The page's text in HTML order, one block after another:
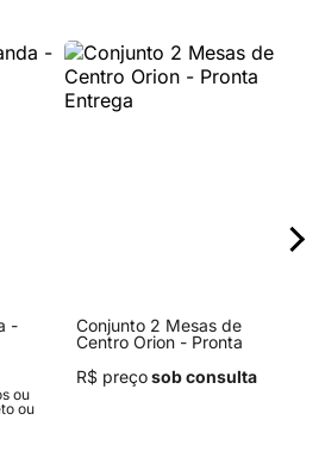
-
ou
ou
Conjunto 2 Mesas de
Centro Orion - Pronta
R$ preçosob consulta